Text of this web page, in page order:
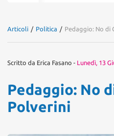
Articoli / Politica / Pedaggio: No di
Scritto da Erica Fasano - Lunedì, 13
Pedaggio: No
Polverini